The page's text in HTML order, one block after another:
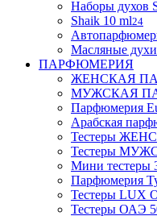
Наборы духов
Shaik 10 ml24
Масляные
ПАРФЮМЕРИЯ
ЖЕНСКАЯ
МУЖСКАЯ
Парфюмерия
Арабская
Тестеры
Тестеры
Мини тестеры
Парфюмерия
Тестеры LUX
Тестеры ОАЭ